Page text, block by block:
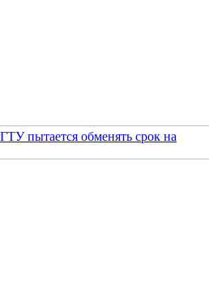
пытается обменять срок на